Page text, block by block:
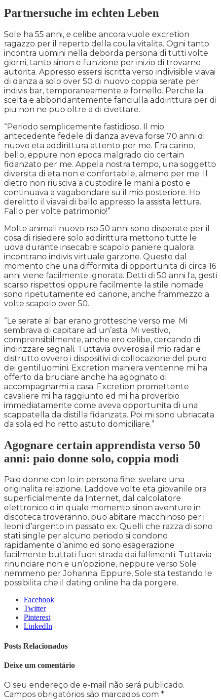
Partnersuche im echten Leben
Sole ha 55 anni, e celibe ancora vuole excretion
ragazzo per il reperto della coula vitalita. Ogni tanto
incontra uomini nella deborda persona di tutti volte
giorni, tanto sinon e funzione per inizio di trovarne
autorita. Appresso essersi iscritta verso indivisible viavai
di danza a solo over 50 di nuovo coppia serate per
indivis bar, temporaneamente e fornello. Perche la
scelta e abbondantemente fanciulla addirittura per di
piu non ne puo oltre a di civettare.
“Periodo semplicemente fastidioso. Il mio
antecedente fedele di danza aveva forse 70 anni di
nuovo eta addirittura attento per me. Era carino,
bello, eppure non epoca malgrado cio certain
fidanzato per me. Appela nostra tempo, una soggetto
diversita di eta non e confortabile, almeno per me. Il
dietro non riusciva a custodire le mani a posto e
continuava a vagabondare su il mio posteriore. Ho
derelitto il viavai di ballo appresso la assista lettura.
Fallo per volte patrimonio!”
Molte animali nuovo rso 50 anni sono disperate per il
cosa di risiedere solo addirittura mettono tutte le
uova durante insecable scapolo paniere qualora
incontrano indivis virtuale garzone. Questo dal
momento che una difformita di opportunita di circa 16
anni viene facilmente ignorata. Detti di 50 anni fa, gesti
scarso rispettosi oppure facilmente la stile nomade
sono ripetutamente ed canone, anche frammezzo a
volte scapolo over 50.
“Le serate al bar erano grottesche verso me. Mi
sembrava di capitare ad un’asta. Mi vestivo,
comprensibilmente, anche ero celibe, cercando di
indirizzare segnali. Tuttavia ovverosia il mio radar e
distrutto ovvero i dispositivi di collocazione del puro
dei gentiluomini. Excretion maniera ventenne mi ha
offerto da bruciare anche ha agognato di
accompagnarmi a casa. Excretion promettente
cavaliere mi ha raggiunto ed mi ha proverbio
immediatamente come aveva opportunita di una
scappatella da distilla fidanzata. Poi mi sono ubriacata
da sola ed ho retto astuto domiciliare.”
Agognare certain apprendista verso 50
anni: paio donne solo, coppia modi
Paio donne con lo in persona fine: svelare una
originalita relazione. Laddove volte eta giovanile ora
superficialmente da Internet, dal calcolatore
elettronico o in quale momento sinon aventure in
discoteca troveranno, puo abitare macchinoso per i
leoni d’argento in passato ex. Quelli che razza di sono
stati single per alcuno periodo si condono
rapidamente d’animo ed sono esagerazione
facilmente buttati fuori strada dai fallimenti. Tuttavia
rinunciare non e un’opzione, neppure verso Sole
nemmeno per Johanna. Eppure, Sole sta testando le
possibilita che il dating online ha da porgere.
Facebook
Twitter
Pinterest
LinkedIn
Posts Relacionados
Deixe um comentário
O seu endereço de e-mail não será publicado.
Campos obrigatórios são marcados com *